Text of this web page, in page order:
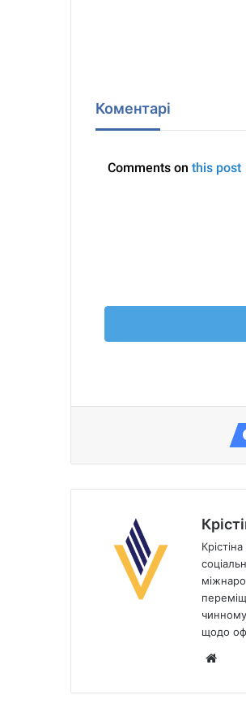
Коментарі
чинному
щодо